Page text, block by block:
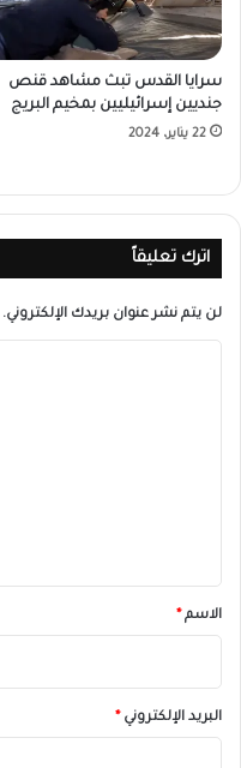
سرايا القدس تبث مشاهد قنص
جنديين إسرائيليين بمخيم البريج
22 يناير، 2024
اترك تعليقاً
لن يتم نشر عنوان بريدك الإلكتروني.
*الاسم*
البريد الإلكتروني*